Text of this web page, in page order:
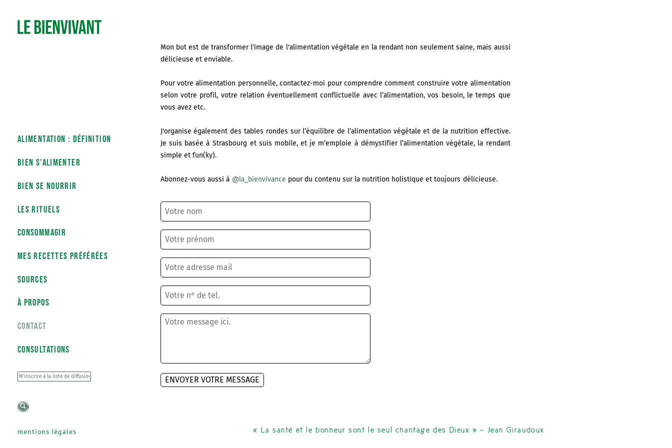
Alimentation : définition
bien s'alimenter
bien se nourrir
les rituels
consommagir
Mes recettes préférées
sources
À PROPOS
CONTACT
CONSULTATIONS
mentions légales
Mon but est de transformer l'image de l'alimentation végétale en la rendant non seulement saine, mais aussi
délicieuse et enviable.
Pour votre alimentation personnelle, contactez-moi pour comprendre comment construire votre alimentation
selon votre profil, votre relation éventuellement conflictuelle avec l’alimentation, vos besoin, le temps que
vous avez etc.
J'organise également des tables rondes sur l’équilibre de l’alimentation végétale et de la nutrition effective.
Je suis basée à Strasbourg et suis mobile, et je m’emploie à démystifier l’alimentation végétale, la rendant
simple et fun(ky).
Abonnez-vous aussi à @la_bienvivance pour du contenu sur la nutrition holistique et toujours délicieuse.
Nous traitons les données recueillies pour pouvoir vous répondre.<br />Pour en savoir
plus sur <a href="/mentions">la gestion de vos données personnelles et pour exercer
Combien font 3 x 7 ?*
18
21 25
ENVOYER VOTRE MESSAGE
« La santé et le bonheur sont le seul chantage des Dieux » - Jean Giraudoux